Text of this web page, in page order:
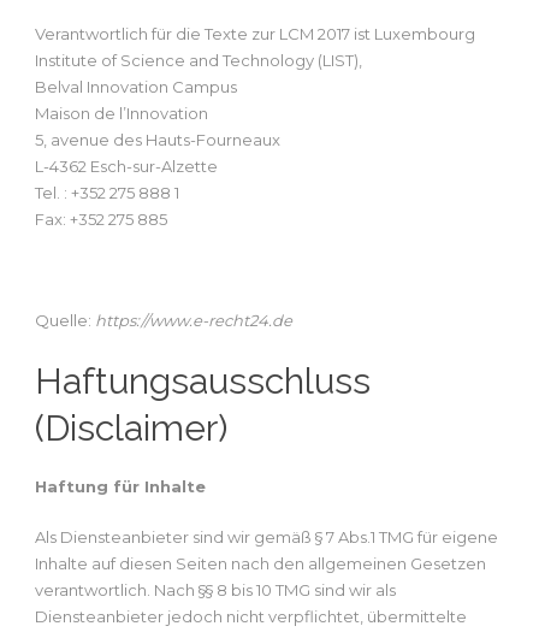
Verantwortlich für die Texte zur LCM 2017 ist Luxembourg
Institute of Science and Technology (LIST),
Belval Innovation Campus
Maison de l’Innovation
5, avenue des Hauts-Fourneaux
L-4362 Esch-sur-Alzette
Tel. : +352 275 888 1
Fax: +352 275 885
Quelle: https://www.e-recht24.de
Haftungsausschluss
(Disclaimer)
Haftung für Inhalte
Als Diensteanbieter sind wir gemäß § 7 Abs.1 TMG für eigene
Inhalte auf diesen Seiten nach den allgemeinen Gesetzen
verantwortlich. Nach §§ 8 bis 10 TMG sind wir als
Diensteanbieter jedoch nicht verpflichtet, übermittelte